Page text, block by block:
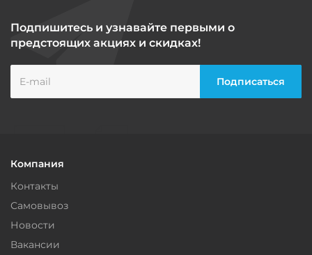
Подпишитесь и узнавайте первыми о
предстоящих акциях и скидках!
Компания
Контакты
Самовывоз
Новости
Вакансии